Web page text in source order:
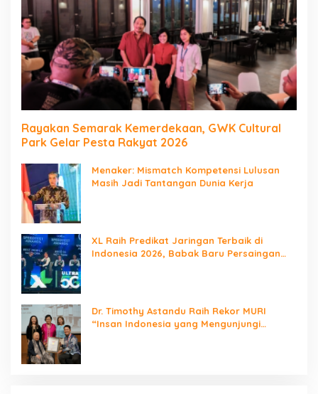
Rayakan Semarak Kemerdekaan, GWK Cultural
Park Gelar Pesta Rakyat 2026
Menaker: Mismatch Kompetensi Lulusan
Masih Jadi Tantangan Dunia Kerja
XL Raih Predikat Jaringan Terbaik di
Indonesia 2026, Babak Baru Persaingan
Dr. Timothy Astandu Raih Rekor MURI
“Insan Indonesia yang Mengunjungi